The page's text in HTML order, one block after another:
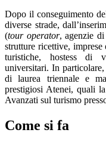
Dopo il conseguimento
diverse strade,
(tour operator, agenzie
strutture ricettive,
turistiche, hostess di
universitari. In
di laurea triennale e
prestigiosi Atenei, quali
Avanzati sul turismo
Come si fa